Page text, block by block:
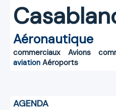
Aéronautique
commerciaux
Avions
aviation Aéroports
AGENDA